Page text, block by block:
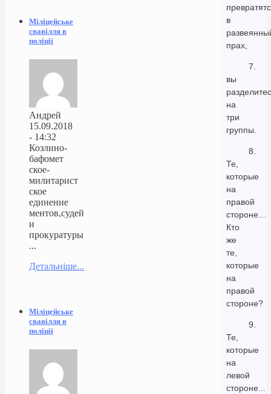
в
прах,
7.
вы
на
три
группы.
8.
Те,
которые
на
правой
стороне…
Кто
же
те,
которые
на
правой
стороне?
9.
Те,
которые
на
левой
стороне...
Міліцейське
свавілля в
поліції
Андрей
15.09.2018
- 14:32
Козлино-
бафомет
ское-
милитарист
ское
единение
ментов,судей
и
прокуратуры
...
Детальніше...
Міліцейське
свавілля в
поліції